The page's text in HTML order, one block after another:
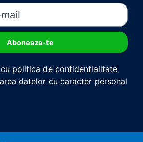
politica de confidentialitate
datelor cu caracter personal